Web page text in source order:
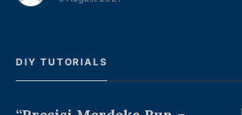
Namun dengan sensor yang lebih
auto fokus yang lebih baik, lebih
DIY TUTORIALS